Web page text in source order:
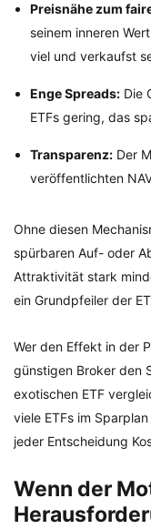
Preisnähe zum
seinem inneren
viel und verkaufst
Enge Spreads: Die
ETFs gering, das
Transparenz: Der
veröffentlichten
Ohne diesen
spürbaren Auf- oder
Attraktivität stark
ein Grundpfeiler der
Wer den Effekt in der
günstigen Broker den
exotischen ETF
viele ETFs im
jeder Entscheidung
Wenn der